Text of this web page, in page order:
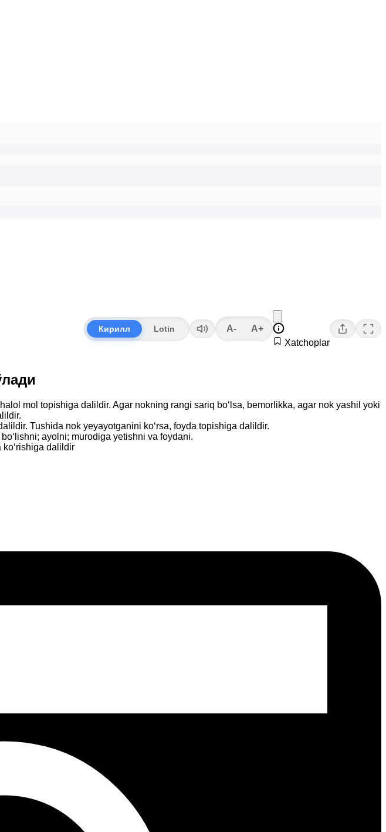
Кирилл Lotin A-
A+
Xatchoplar
mol topishiga dalildir. Agar nokning rangi sariq bo‘lsa, bemorlikka, agar nok yashil yoki
Tushida nok yeyayotganini ko‘rsa, foyda topishiga dalildir.
ayolni; murodiga yetishni va foydani.
ko‘rishiga dalildir